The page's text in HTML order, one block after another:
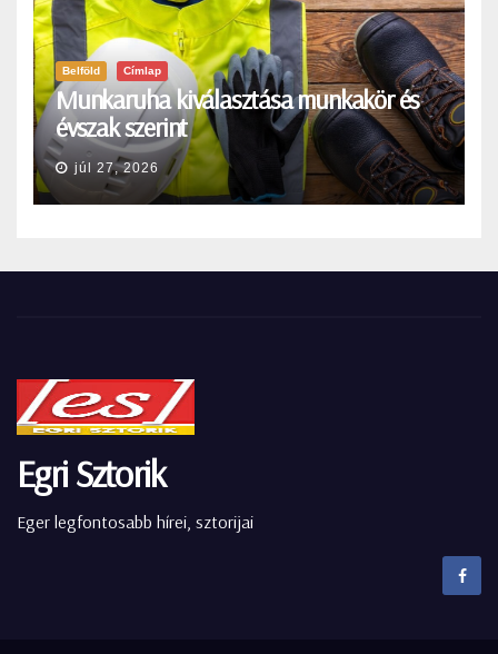
Belföld Címlap
Munkaruha kiválasztása munkakör és
évszak szerint
júl 27, 2026
Egri Sztorik
Eger legfontosabb hírei, sztorijai